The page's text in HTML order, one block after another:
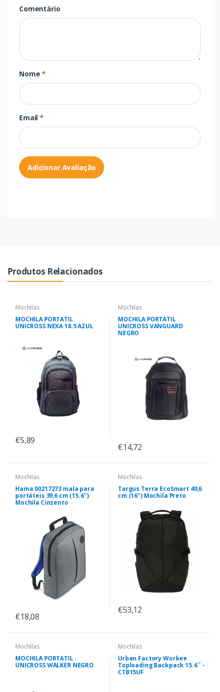
Comentário
Nome*
Email*
Adicionar Avaliação
Produtos Relacionados
Mochilas
MOCHILA PORTATIL
UNICROSS NEXA 18.5 AZUL
€5,89
Mochilas
MOCHILA PORTATIL
UNICROSS VANGUARD
NEGRO
€14,72
Mochilas
Hama 00217273 mala para
portáteis 39,6 cm (15.6")
Mochila Cinzento
€18,08
Mochilas
Targus Terra EcoSmart 40,6
cm (16") Mochila Preto
€53,12
Mochilas
MOCHILA PORTATIL
UNICROSS WALKER NEGRO
Mochilas
Urban Factory Workee
Toploading Backpack 15.6´´ -
CTB15UF